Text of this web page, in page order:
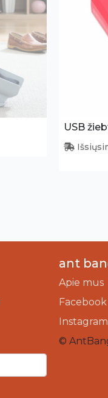
USB
ant
Apie mus
Facebook
Instagram
©